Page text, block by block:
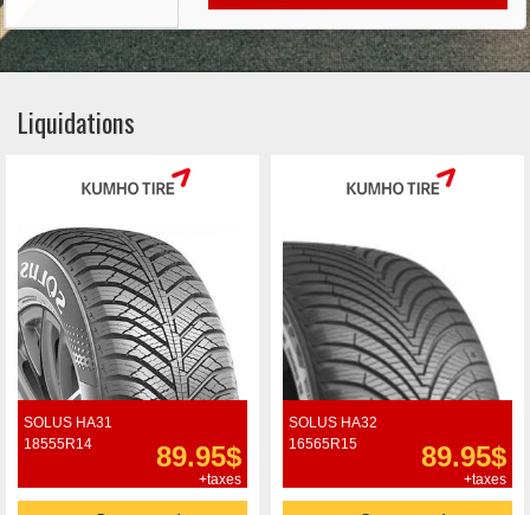
Liquidations
SOLUS HA31
18555R14
89.95$
+taxes
SOLUS HA32
16565R15
89.95$
+taxes